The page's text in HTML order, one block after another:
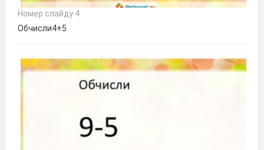
Номер слайду 4
Обчисли4+5